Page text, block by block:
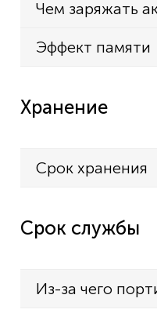
Чем заряжать
Эффект памяти
Хранение
Срок хранения
Срок службы
Из-за чего